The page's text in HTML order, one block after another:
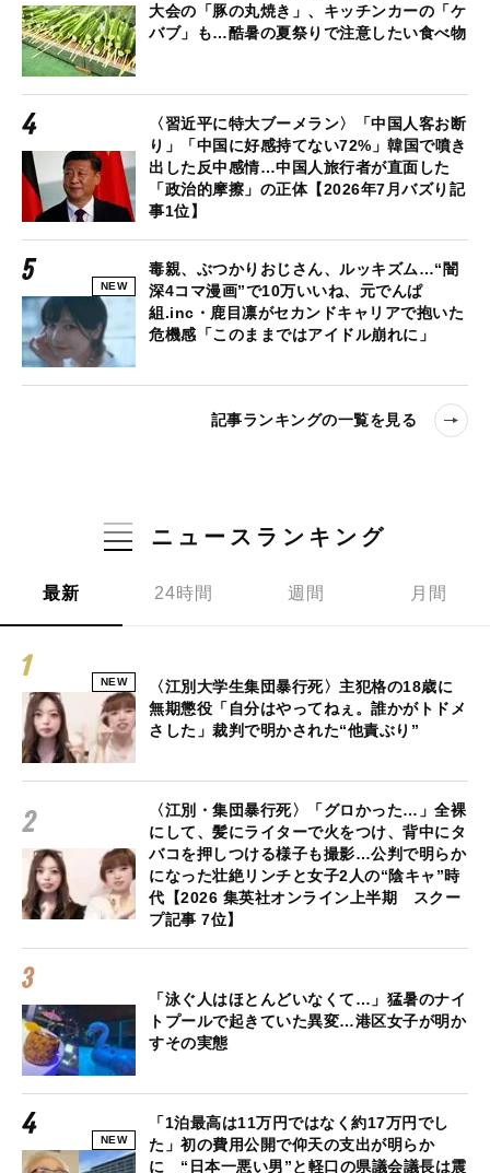
大会の「豚の丸焼き」、キッチンカーの「ケ
バブ」も…酷暑の夏祭りで注意したい食べ物
〈習近平に特大ブーメラン〉「中国人客お断
り」「中国に好感持てない72%」韓国で噴き
出した反中感情…中国人旅行者が直面した
「政治的摩擦」の正体【2026年7月バズり記
事1位】
NEW
毒親、ぶつかりおじさん、ルッキズム…“闇
深4コマ漫画”で10万いいね、元でんぱ
組.inc・鹿目凛がセカンドキャリアで抱いた
危機感「このままではアイドル崩れに」
記事ランキングの一覧を見る
ニュースランキング
最新 24時間 週間 月間
NEW
〈江別大学生集団暴行死〉主犯格の18歳に
無期懲役「自分はやってねぇ。誰かがトドメ
さした」裁判で明かされた“他責ぶり”
〈江別・集団暴行死〉「グロかった…」全裸
にして、髪にライターで火をつけ、背中にタ
バコを押しつける様子も撮影…公判で明らか
になった壮絶リンチと女子2人の“陰キャ”時
代【2026 集英社オンライン上半期 スクー
プ記事 7位】
「泳ぐ人はほとんどいなくて…」猛暑のナイ
トプールで起きていた異変…港区女子が明か
すその実態
NEW
「1泊最高は11万円ではなく約17万円でし
た」初の費用公開で仰天の支出が明らか
に “日本一悪い男”と軽口の県議会議長は震